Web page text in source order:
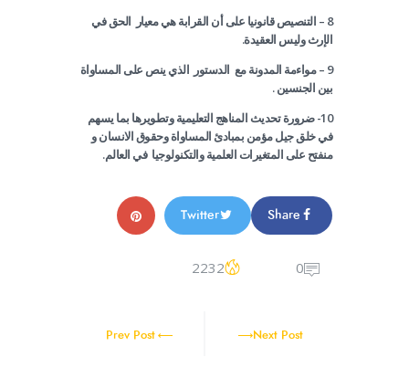
8 – التنصيص قانونيا على أن القرابة هي معيار الحق في
الإرث وليس العقيدة.
9 – مواءمة المدونة مع الدستور الذي ينص على المساواة
بين الجنسين .
10- ضرورة تحديث المناهج التعليمية وتطويرها بما يسهم
في خلق جيل مؤمن بمبادئ المساواة وحقوق الانسان و
منفتح على المتغيرات العلمية والتكنولوجيا في العالم.
Share
Twitter
0
2232
Prev Post Next Post